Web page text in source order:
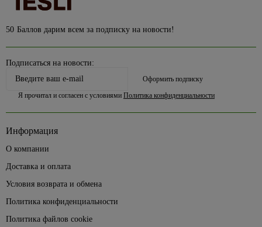
50 Баллов дарим всем за подписку на новости!
Подписаться на новости:
Оформить подписку
Я прочитал и согласен с условиями Политика конфиденциальности
Информация
О компании
Доставка и оплата
Условия возврата и обмена
Политика конфиденциальности
Политика файлов cookie